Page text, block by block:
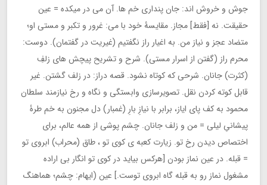
جوش و خروش اند: جان پنداری خم ها. آن می در میکده = عین
حقیقت. نه [فقط] مجاز. مقایسۀ خود با می: غرور و تکبر و مستی او؛
متضاد عجز و نیاز من. به اغیار راز نگفتیم (غیریت در گفتمان). دوست:
محرم راز (گفتن از اسرار مستی). شرح و تشریح پیچش های زلفِ
(کثرت) جانان. شرحی که کوتاه نشود. قصه دراز: در زلف گشتن. غیر
قابل کوته کردن نقل. تصویرسازی وابستگی و نگاه و رخ نیازمند سلطان
محمود به کف پای ایاز، برابر با نیازِ بارِ (غمبار) دل مجنون به خم طرۀ
پیشانیِ لیلی = من و زلف جانان. چشم پوشی از همه عالم، برای
اختصاص دیدن رخ تو. زیارت کعبه ی کوی تو ، طاق (محراب) ابروی تو
= قبله. در عین نماز بودن [هرکس بیاید در کوی تو انگار بی اراده
مشغول نماز رو به قبله گاه ابروی توست.] عین (ایهام: چشم؛ هماهنگ